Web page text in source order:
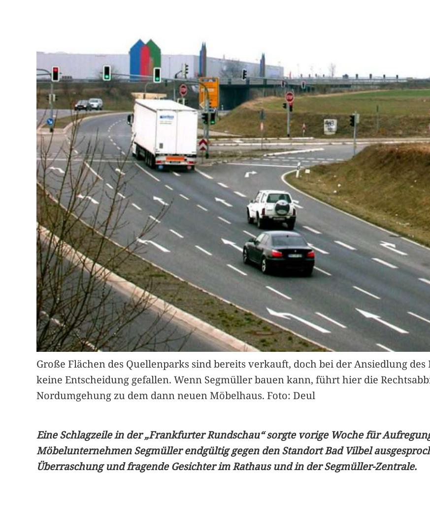
Große Flächen des Quellenparks sind bereits verkauft, doch bei der Ansiedlung
keine Entscheidung gefallen. Wenn Segmüller bauen kann, führt hier die
Nordumgehung zu dem dann neuen Möbelhaus. Foto: Deul
Eine Schlagzeile in der „Frankfurter Rundschau“ sorgte vorige Woche für
Möbelunternehmen Segmüller endgültig gegen den Standort Bad Vilbel
Überraschung und fragende Gesichter im Rathaus und in der Segmüller-Zentrale.